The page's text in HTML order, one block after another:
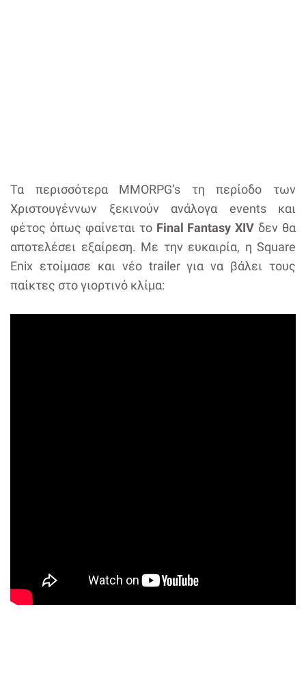
Τα περισσότερα MMORPG’s τη περίοδο των
Χριστουγέννων ξεκινούν ανάλογα events και
φέτος όπως φαίνεται το Final Fantasy XIV δεν θα
αποτελέσει εξαίρεση. Με την ευκαιρία, η Square
Enix ετοίμασε και νέο trailer για να βάλει τους
παίκτες στο γιορτινό κλίμα: